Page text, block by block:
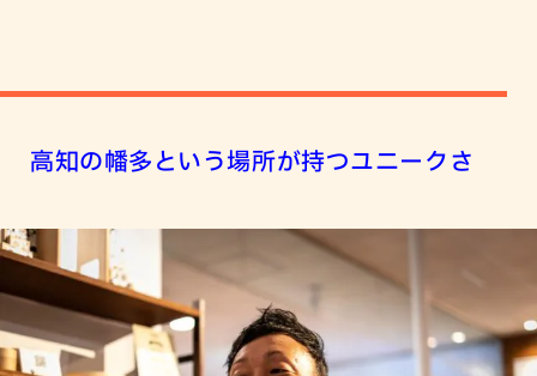
高知の幡多という場所が持つユニークさ